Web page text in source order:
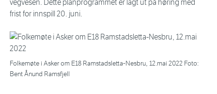
vegvesen. Dette planprogrammet er lagt ut på høring med
frist for innspill 20. juni.
Folkemøte i Asker om E18 Ramstadsletta-Nesbru, 12.mai 2022 Foto:
Bent Ånund Ramsfjell